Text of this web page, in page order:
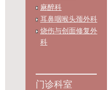
麻醉科
耳鼻咽喉头颈外科
烧伤与创面修复外
科
门诊科室